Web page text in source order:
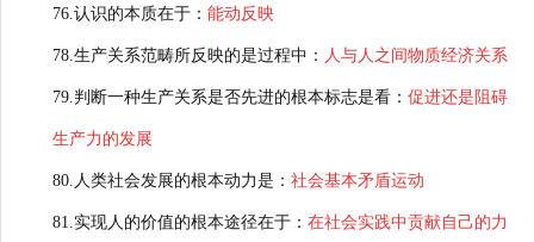
76.认识的本质在于： 能动反映
78.生产关系范畴所反映的是过程中： 人与人之间物质经济关系
79.判断一种生产关系是否先进的根本标志是看： 促进还是阻碍
生产力的发展
80.人类社会发展的根本动力是： 社会基本矛盾运动
81.实现人的价值的根本途径在于： 在社会实践中贡献自己的力